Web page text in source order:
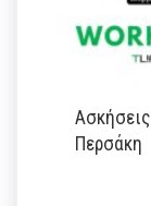
Περσάκη